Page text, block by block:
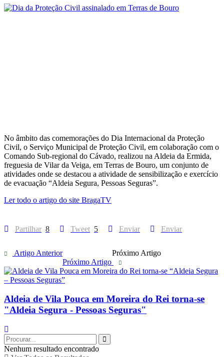
No âmbito das comemorações do Dia Internacional da Proteção
Civil, o Serviço Municipal de Proteção Civil, em colaboração com o
Comando Sub-regional do Cávado, realizou na Aldeia da Ermida,
freguesia de Vilar da Veiga, em Terras de Bouro, um conjunto de
atividades onde se destacou a atividade de sensibilização e exercício
de evacuação “Aldeia Segura, Pessoas Seguras”.
Ler todo o artigo do site BragaTV
Partilhar 8 Tweet 5 Enviar Enviar
Artigo Anterior
Próximo Artigo
Próximo Artigo
Aldeia de Vila Pouca em Moreira do Rei torna-se
"Aldeia Segura - Pessoas Seguras"
Nenhum resultado encontrado